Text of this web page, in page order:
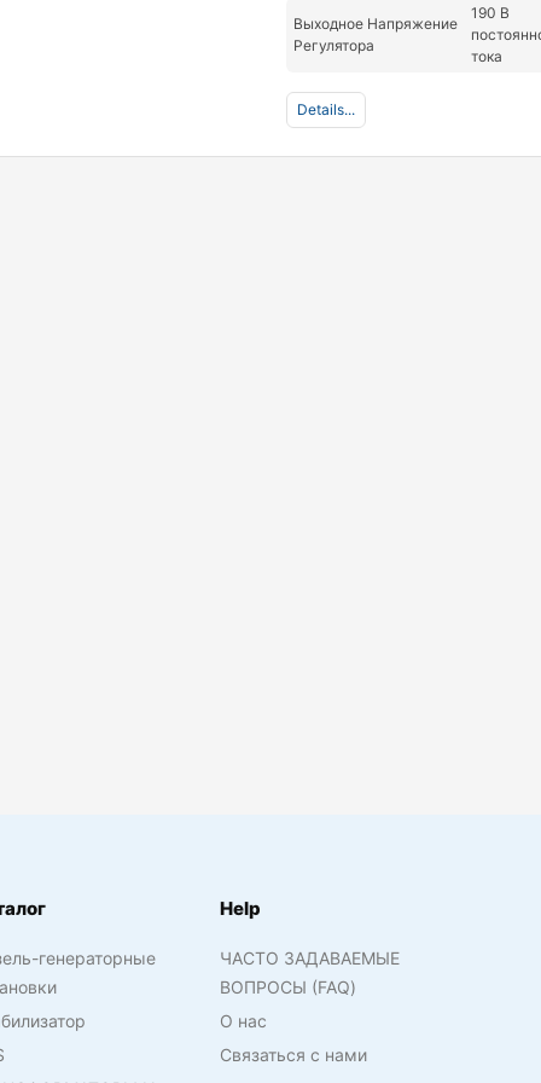
Выходное Напряжение
Регулятора
190 В
тока
Details...
генераторные
Help
ЧАСТО ЗАДАВАЕМЫЕ
ВОПРОСЫ (FAQ)
О нас
Связаться с нами